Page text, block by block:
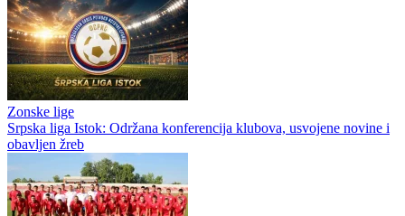
Zonske lige
Srpska liga Istok: Održana konferencija klubova, usvojene novine i
obavljen žreb